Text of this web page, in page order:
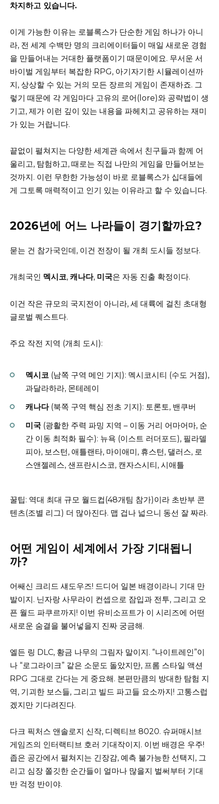
차지하고 있습니다.
이게 가능한 이유는 로블록스가 단순한 게임 하나가 아니
라, 전 세계 수백만 명의 크리에이터들이 매일 새로운 경험
을 만들어내는 거대한 플랫폼이기 때문이에요. 무서운 서
바이벌 게임부터 복잡한 RPG, 아기자기한 시뮬레이션까
지, 상상할 수 있는 거의 모든 장르의 게임이 존재하죠. 그
렇기 때문에 각 게임마다 고유의 로어(lore)와 공략법이 생
기고, 제가 이런 깊이 있는 내용을 파헤치고 공유하는 재미
가 있는 거랍니다.
끝없이 펼쳐지는 다양한 세계관 속에서 친구들과 함께 어
울리고, 탐험하고, 때로는 직접 나만의 게임을 만들어보는
것까지. 이런 무한한 가능성이 바로 로블록스가 십대들에
게 그토록 매력적이고 인기 있는 이유라고 할 수 있습니다.
2026년에 어느 나라들이 경기할까요?
묻는 건 참가국인데, 이건 전장이 될 개최 도시들 정보다.
개최국인 멕시코, 캐나다, 미국은 자동 진출 확정이다.
이건 작은 규모의 국지전이 아니라, 세 대륙에 걸친 초대형
글로벌 퀘스트다.
주요 작전 지역 (개최 도시):
멕시코 (남쪽 구역 메인 기지): 멕시코시티 (수도 거점),
과달라하라, 몬테레이
캐나다(북쪽 구역 핵심 전초 기지): 토론토, 밴쿠버
미국 (광활한 주력 파밍 지역 – 이동 거리 어마어마, 순
간 이동 최적화 필수): 뉴욕 (이스트 러더포드), 필라델
피아, 보스턴, 애틀랜타, 마이애미, 휴스턴, 댈러스, 로
스앤젤레스, 샌프란시스코, 캔자스시티, 시애틀
꿀팁: 역대 최대 규모 월드컵(48개팀 참가)이라 초반부 콘
텐츠(조별 리그) 더 많아진다. 맵 겁나 넓으니 동선 잘 짜라.
어떤 게임이 세계에서 가장 기대됩니
까?
어쌔신 크리드 섀도우즈! 드디어 일본 배경이라니 기대 만
발이지. 닌자랑 사무라이 컨셉으로 잠입과 전투, 그리고 오
픈 월드 파쿠르까지! 이번 유비소프트가 이 시리즈에 어떤
새로운 숨결을 불어넣을지 진짜 궁금해.
엘든 링 DLC, 황금 나무의 그림자 말이지. “나이트레인”이
나 “로그라이크” 같은 소문도 돌았지만, 프롬 스타일 액션
RPG 그대로 간다는 게 중요해. 본편만큼의 방대한 탐험 지
역, 기괴한 보스들, 그리고 빌드 파고들 요소까지! 고통스럽
겠지만 기다려진다.
다크 픽처스 앤솔로지 신작, 디렉티브 8020. 슈퍼매시브
게임즈의 인터랙티브 호러 기대작이지. 이번 배경은 우주!
좁은 공간에서 펼쳐지는 긴장감, 예측 불가능한 선택지, 그
리고 심장 쫄깃한 순간들이 얼마나 많을지 벌써부터 기대
반 걱정 반이야.